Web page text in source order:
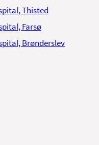
Thisted
Farsø
Brønderslev